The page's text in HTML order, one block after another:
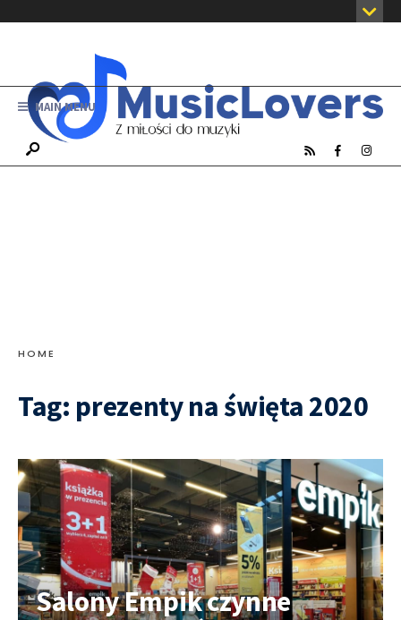
MAIN MENU
HOME
Tag: prezenty na święta 2020
Salony Empik czynne